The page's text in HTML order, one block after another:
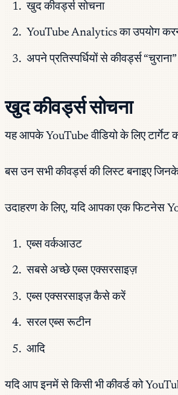
खुद कीवर्ड्स सोचना
YouTube Analytics का उपयोग
अपने प्रतिस्पर्धियों से कीवर्ड्स “चुराना”
खुद कीवर्ड्स सोचना
यह आपके YouTube वीडियो के लिए
बस उन सभी कीवर्ड्स की लिस्ट बनाइए
उदाहरण के लिए, यदि आपका एक फिटनेस
एब्स वर्कआउट
सबसे अच्छे एब्स एक्सरसाइज़
एब्स एक्सरसाइज़ कैसे करें
सरल एब्स रूटीन
आदि
यदि आप इनमें से किसी भी कीवर्ड को